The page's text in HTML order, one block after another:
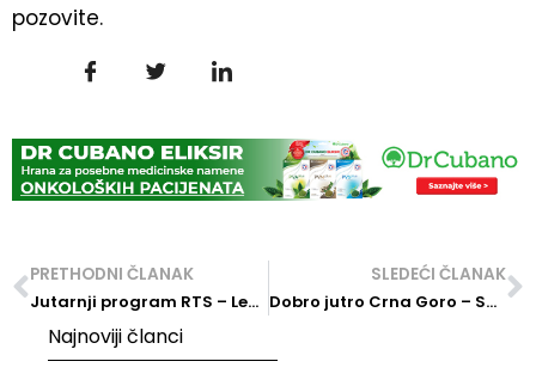
pozovite.
PRETHODNI ČLANAK
Jutarnji program RTS – Lečenje kancera na Kubi
SLEDEĆI ČLANAK
Dobro jutro Crna Goro – Specijalista onkolog sa Kube prvi put u Crnoj Gori
Najnoviji članci